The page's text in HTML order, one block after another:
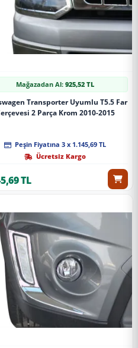
Mağazadan Al:925,52 TL
Transporter Uyumlu T5.5 Far
2 Parça Krom 2010-2015
Peşin Fiyatına 3 x 1.145,69 TL
Ücretsiz Kargo
TL